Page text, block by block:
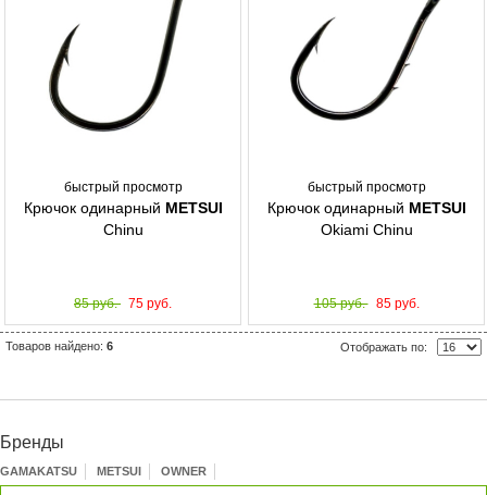
быстрый просмотр
Крючок одинарный METSUI
Chinu
85 руб. 75 руб.
быстрый просмотр
Крючок одинарный METSUI
Okiami Chinu
105 руб. 85 руб.
Товаров найдено: 6 Отображать по:
Бренды
GAMAKATSU METSUI OWNER